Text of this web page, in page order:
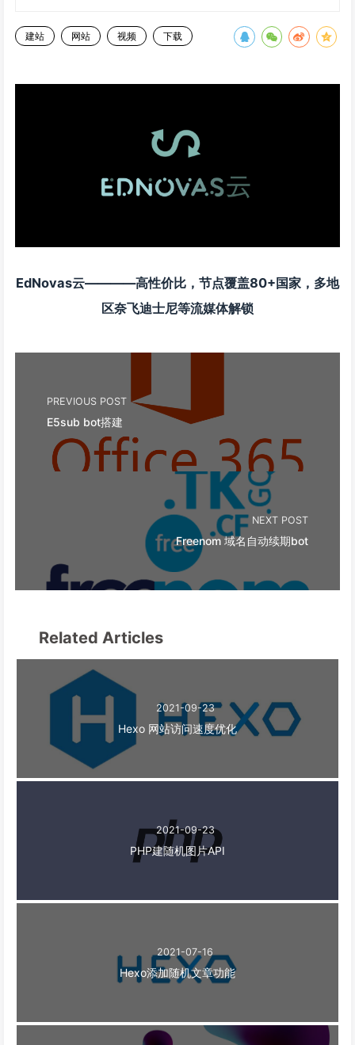
建站 网站 视频 下载
EdNovas云————高性价比，节点覆盖80+国家，多地
区奈飞迪士尼等流媒体解锁
PREVIOUS POST
E5sub bot搭建
NEXT POST
Freenom 域名自动续期bot
Related Articles
2021-09-23
Hexo 网站访问速度优化
2021-09-23
PHP建随机图片API
2021-07-16
Hexo添加随机文章功能